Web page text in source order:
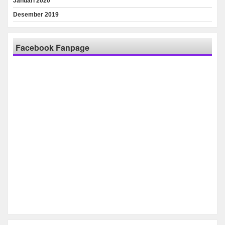
Desember 2019
Facebook Fanpage